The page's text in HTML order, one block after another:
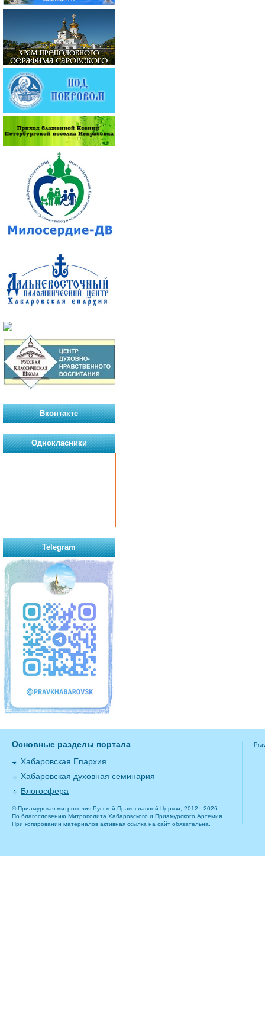
Вконтакте
Однокласники
Telegram
Основные разделы портала
Хабаровская Епархия
Хабаровская духовная семинария
Блогосфера
© Приамурская митрополия Русской Православной Церкви, 2012 - 2026
По благословению Митрополита Хабаровского и Приамурского Артемия.
При копировании материалов активная ссылка на сайт обязательна.